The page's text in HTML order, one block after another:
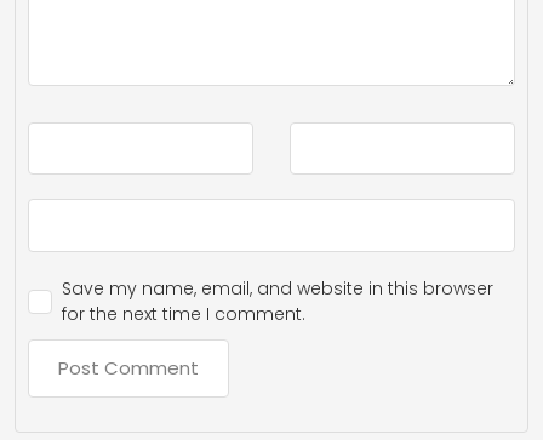
Save my name, email, and website in this browser
for the next time I comment.